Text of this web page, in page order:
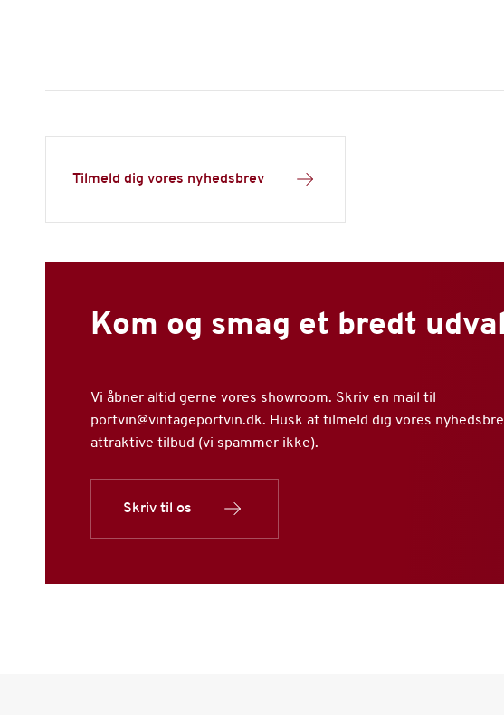
Tilmeld dig vores nyhedsbrev
Kom og smag et bredt
Vi åbner altid gerne vores showroom. Skriv en mail til
portvin@vintageportvin.dk. Husk at tilmeld dig vores
attraktive tilbud (vi spammer ikke).
Skriv til os